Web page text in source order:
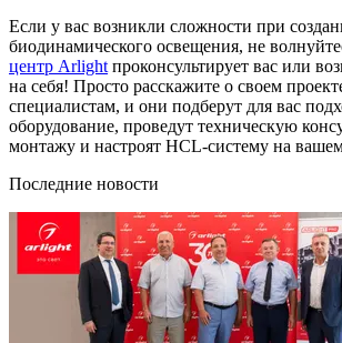
Если у вас возникли сложности при
биодинамического освещения, не
центр Arlight проконсультирует вас или
на себя! Просто расскажите о своем
специалистам, и они подберут для вас
оборудование, проведут техническую
монтажу и настроят HCL-систему на
Последние новости